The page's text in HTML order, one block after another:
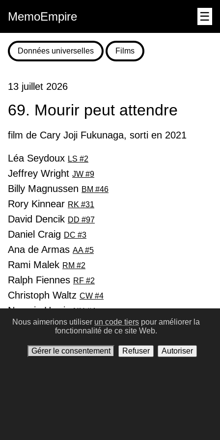
MemoEmpire ☰
Données universelles Films
13 juillet 2026
69. Mourir peut attendre
film de Cary Joji Fukunaga, sorti en 2021
Léa Seydoux LS #2
Jeffrey Wright JW #9
Billy Magnussen BM #46
Rory Kinnear RK #31
David Dencik DD #97
Daniel Craig DC #3
Ana de Armas AA #5
Rami Malek RM #2
Ralph Fiennes RF #2
Christoph Waltz CW #4
Naomie HarrisNH #4
Lashana LynchLL #22
Nous aimerions utiliser un code tiers pour améliorer la
fonctionnalité de ce site Web.
Gérer le consentement Refuser Autoriser